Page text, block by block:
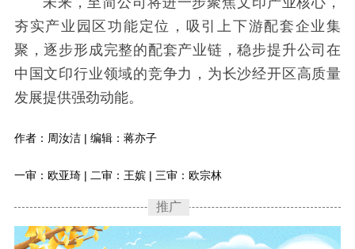
夯实产业园区功能定位，吸引上下游配套企业集
聚，逐步形成完整的配套产业链，稳步提升公司在
中国文印行业领域的竞争力，为长沙经开区高质量
发展提供强劲动能。
作者：周汝洁 | 编辑：蒋亦子
一审：欧亚琦 | 二审：王嫔 | 三审：欧宗林
推广